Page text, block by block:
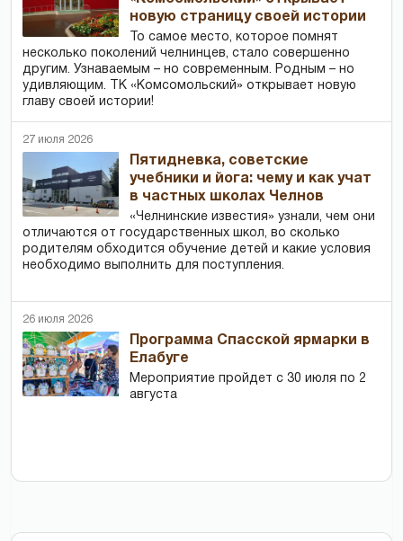
новую страницу своей истории
То самое место, которое помнят
несколько поколений челнинцев, стало совершенно
другим. Узнаваемым – но современным. Родным – но
удивляющим. ТК «Комсомольский» открывает новую
главу своей истории!
27 июля 2026
Пятидневка, советские
учебники и йога: чему и как учат
в частных школах Челнов
«Челнинские известия» узнали, чем они
отличаются от государственных школ, во сколько
родителям обходится обучение детей и какие условия
необходимо выполнить для поступления.
26 июля 2026
Программа Спасской ярмарки в
Елабуге
Мероприятие пройдет с 30 июля по 2
августа